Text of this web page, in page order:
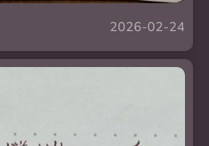
2026-02-24